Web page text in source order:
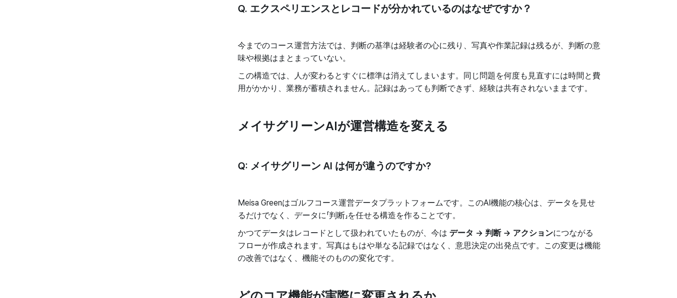
Q. エクスペリエンスとレコードが分かれているのはなぜですか？
今までのコース運営方法では、判断の基準は経験者の心に残り、写真や作業記録は残るが、判断の意
味や根拠はまとまっていない。
この構造では、人が変わるとすぐに標準は消えてしまいます。同じ問題を何度も見直すには時間と費
用がかかり、業務が蓄積されません。記録はあっても判断できず、経験は共有されないままです。
メイサグリーンAIが運営構造を変える
Q: メイサグリーン AI は何が違うのですか?
Meisa Greenはゴルフコース運営データプラットフォームです。このAI機能の核心は、データを見せ
るだけでなく、データに「判断」を任せる構造を作ることです。
かつてデータはレコードとして扱われていたものが、今は データ → 判断 → アクションにつながる
フローが作成されます。写真はもはや単なる記録ではなく、意思決定の出発点です。この変更は機能
の改善ではなく、機能そのものの変化です。